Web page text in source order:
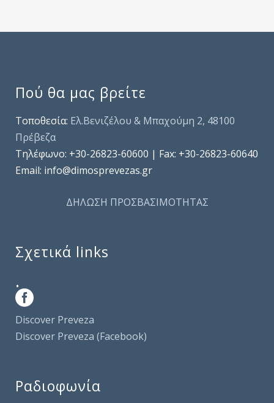
Πού θα μας βρείτε
Τοποθεσία: Ελ.Βενιζέλου & Μπαχούμη 2, 48100
Πρέβεζα
Τηλέφωνo: +30-26823-60600 | Fax: +30-26823-60640
Email: info@dimosprevezas.gr
ΔΗΛΩΣΗ ΠΡΟΣΒΑΣΙΜΟΤΗΤΑΣ
Σχετικά links
.
Discover Preveza
Discover Preveza (Facebook)
Ραδιοφωνία